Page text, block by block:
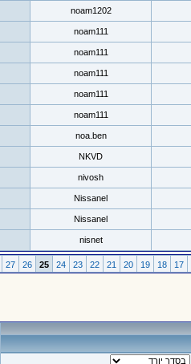
noam1202
noam111
noam111
noam111
noam111
noam111
noa.ben
NKVD
nivosh
Nissanel
Nissanel
nisnet
17
18
19
20
21
22
23
24
25
26
27